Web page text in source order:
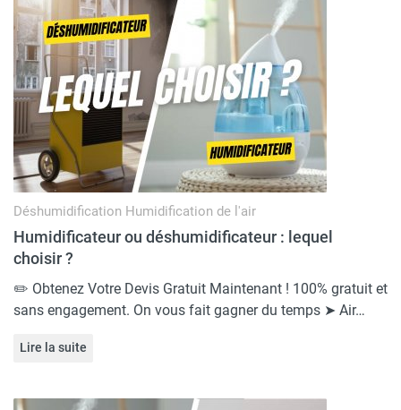
Déshumidification Humidification de l'air
Humidificateur ou déshumidificateur : lequel
choisir ?
✏️ Obtenez Votre Devis Gratuit Maintenant ! 100% gratuit et
sans engagement. On vous fait gagner du temps ➤ Air…
Lire la suite